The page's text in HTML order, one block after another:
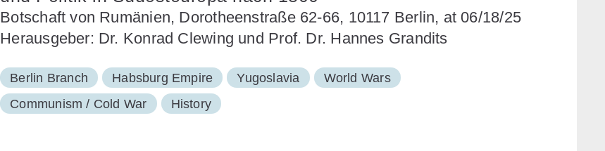
Botschaft von Rumänien, Dorotheenstraße 62-66, 10117 Berlin, at 06/18/25
Herausgeber: Dr. Konrad Clewing und Prof. Dr. Hannes Grandits
Berlin Branch Habsburg Empire Yugoslavia
World Wars
Communism / Cold War
History